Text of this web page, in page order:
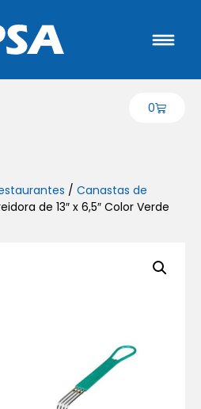
0
/ Canastas de
de 13″ x 6,5″ Color Verde